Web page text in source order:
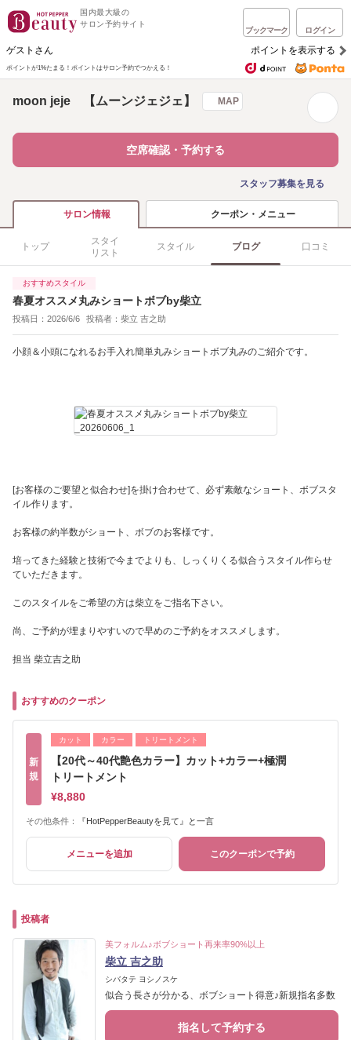
国内最大級の
サロン予約サイト
ブックマーク ログイン
ゲストさん ポイントを表示する
ポイントが1%たまる！ ポイントはサロン予約でつかえる！
moon jeje 【ムーンジェジェ】 MAP
空席確認・予約する
スタッフ募集を見る
サロン情報 クーポン・メニュー
トップ
スタイ
リスト
スタイル ブログ 口コミ
おすすめスタイル
春夏オススメ丸みショートボブby柴立
投稿日：2026/6/6 投稿者：柴立 吉之助
小顔＆小頭になれるお手入れ簡単丸みショートボブ丸みのご紹介です。
[お客様のご要望と似合わせ]を掛け合わせて、必ず素敵なショート、ボブスタ
イル作ります。
お客様の約半数がショート、ボブのお客様です。
培ってきた経験と技術で今までよりも、しっくりくる似合うスタイル作らせ
ていただきます。
このスタイルをご希望の方は柴立をご指名下さい。
尚、ご予約が埋まりやすいので早めのご予約をオススメします。
担当 柴立吉之助
おすすめのクーポン
新
規
カット カラー トリートメント
【20代～40代艶色カラー】カット+カラー+極潤
トリートメント
¥8,880
その他条件： 『HotPepperBeautyを見て』と一言
メニューを追加 このクーポンで予約
投稿者
美フォルム♪ボブショート再来率90%以上
柴立 吉之助
シバタテ ヨシノスケ
似合う長さが分かる、ボブショート得意♪新規指名多数
指名して予約する